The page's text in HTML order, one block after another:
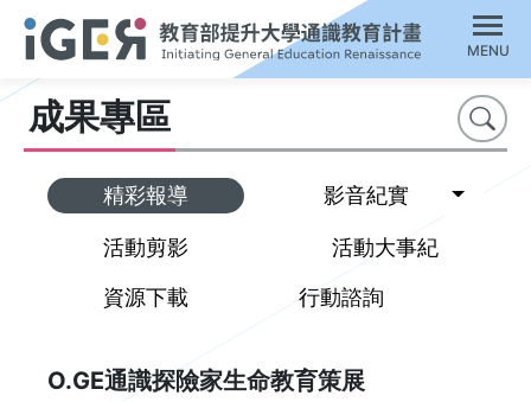
MENU
成果專區 搜尋
精彩報導 影音紀實
活動剪影
活動大事紀
資源下載
行動諮詢
O.GE通識探險家生命教育策展